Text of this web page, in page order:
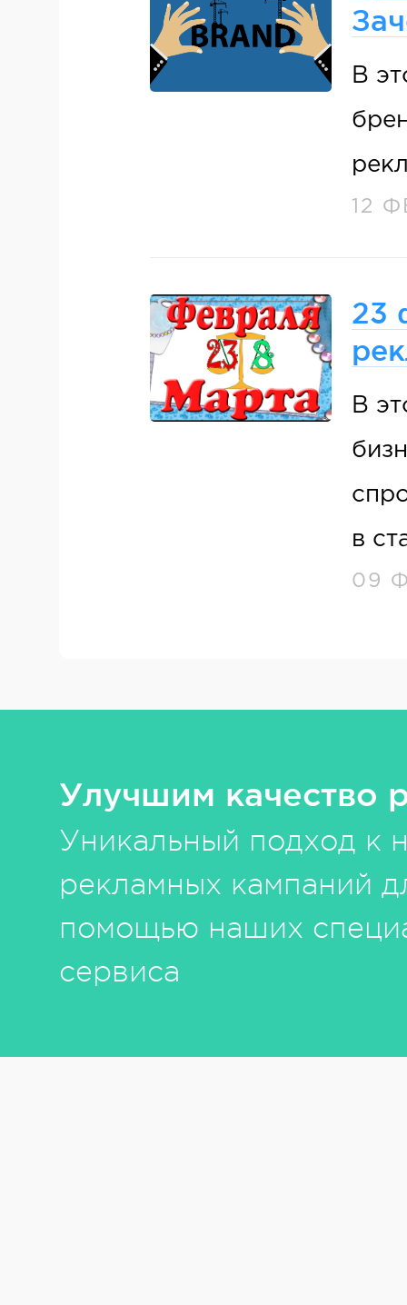
В
12
23
В
в
09
Улучшим качество
Уникальный подход к
рекламных кампаний
помощью наших
сервиса